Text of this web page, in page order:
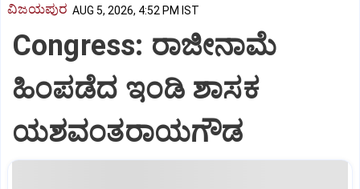
ವಿಜಯಪುರ AUG 5, 2026, 4:52 PM IST
Congress: ರಾಜೀನಾಮೆ
ಹಿಂಪಡೆದ ಇಂಡಿ ಶಾಸಕ
ಯಶವಂತರಾಯಗೌಡ